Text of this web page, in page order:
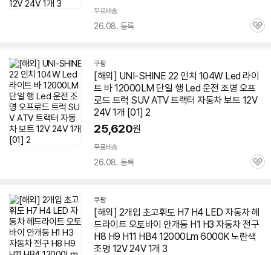
무료배송
26.08. 등록
관
쿠팡
[해외] UNI-SHINE 22 인치 104W Led 라이
트 바 12000LM 단일 행 Led 운전 조명 오프
로드 트럭 SUV ATV 트랙터 자동차 보트 12V
24V 1개 [01] 2
25,620원
무료배송
26.08. 등록
관
쿠팡
[해외] 2개입 초고휘도 H7 H4 LED 자동차 헤
드라이트 오토바이 안개등 H1 H3 자동차 전구
H8 H9 H11 HB4 12000Lm 6000K 노란색
조명 12V 24V 1개 3